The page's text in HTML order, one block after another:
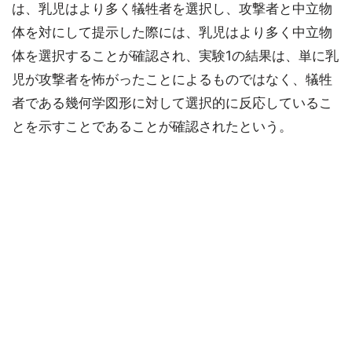
は、乳児はより多く犠牲者を選択し、攻撃者と中立物
体を対にして提示した際には、乳児はより多く中立物
体を選択することが確認され、実験1の結果は、単に乳
児が攻撃者を怖がったことによるものではなく、犠牲
者である幾何学図形に対して選択的に反応しているこ
とを示すことであることが確認されたという。